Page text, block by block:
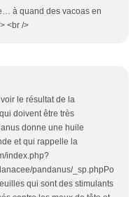
à quand des vacoas en
<br />
le résultat de la
doivent être très
donne une huile
et qui rappelle la
index.php?
pandanus/_sp.phpPo
qui sont des stimulants